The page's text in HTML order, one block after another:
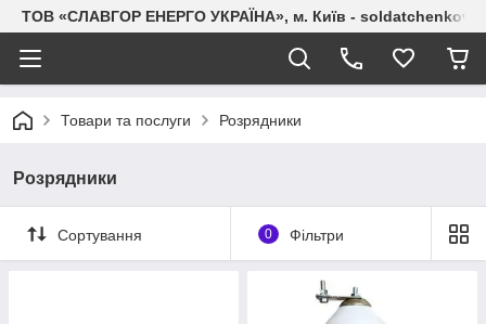
ТОВ «СЛАВГОР ЕНЕРГО УКРАЇНА», м. Київ -
Товари та послуги Розрядники
Розрядники
Сортування 0 Фільтри